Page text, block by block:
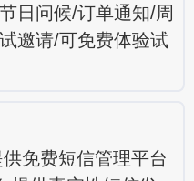
日问候/订单通知/周
邀请/可免费体验试
免费短信管理平台